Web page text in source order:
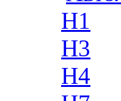
H1
H3
H4